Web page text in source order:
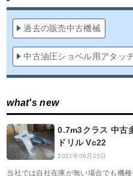
過去の販売中古機械
中古油圧ショベル用アタッ
what's new
0.7m3クラス 中古
ドリル Vc22
2021年06月25日
当社では自社在庫が無い場合でも機